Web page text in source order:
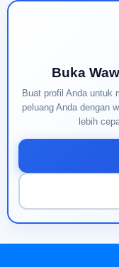
Buka
Buat profil Anda untuk
peluang Anda dengan
lebih